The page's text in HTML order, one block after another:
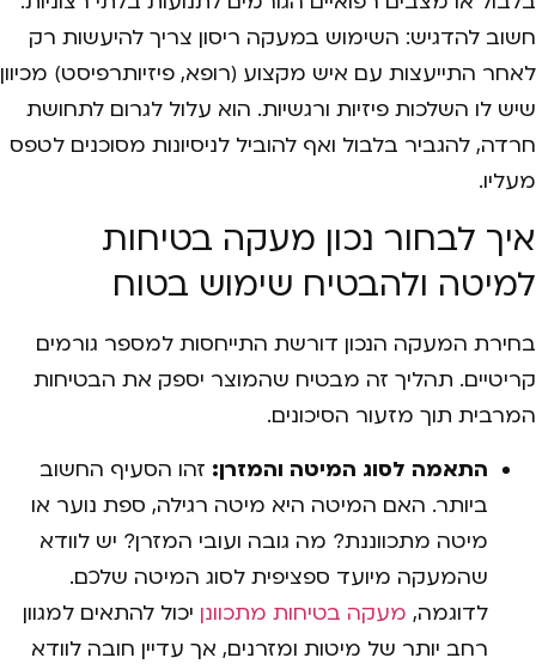
חשוב להדגיש: השימוש במעקה ריסון צריך להיעשות רק
לאחר התייעצות עם איש מקצוע (רופא, פיזיותרפיסט) מכיוון
שיש לו השלכות פיזיות ורגשיות. הוא עלול לגרום לתחושת
חרדה, להגביר בלבול ואף להוביל לניסיונות מסוכנים לטפס
מעליו.
איך לבחור נכון מעקה בטיחות
למיטה ולהבטיח שימוש בטוח
בחירת המעקה הנכון דורשת התייחסות למספר גורמים
קריטיים. תהליך זה מבטיח שהמוצר יספק את הבטיחות
המרבית תוך מזעור הסיכונים.
התאמה לסוג המיטה והמזרן: זהו הסעיף החשוב
ביותר. האם המיטה היא מיטה רגילה, ספת נוער או
מיטה מתכווננת? מה גובה ועובי המזרן? יש לוודא
שהמעקה מיועד ספציפית לסוג המיטה שלכם.
לדוגמה, מעקה בטיחות מתכוונן יכול להתאים למגוון
רחב יותר של מיטות ומזרנים, אך עדיין חובה לוודא